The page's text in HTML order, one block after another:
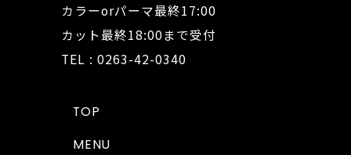
カラーorパーマ最終17:00
カット最終18:00まで受付
TEL : 0263-42-0340
TOP
MENU